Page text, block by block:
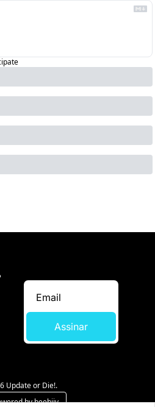
Assinar
Update or Die!.
by beehiiv